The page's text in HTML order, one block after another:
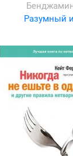
Разумный